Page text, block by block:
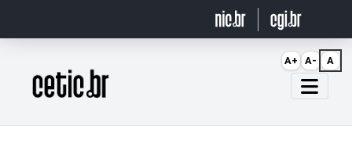
Página inicial
A+ A- A